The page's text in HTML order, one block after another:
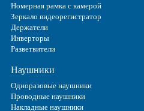
Номерная рамка с камерой
Зеркало видеорегистратор
Держатели
Инверторы
Разветвители
Наушники
Одноразовые наушники
Проводные наушники
Накладные наушники